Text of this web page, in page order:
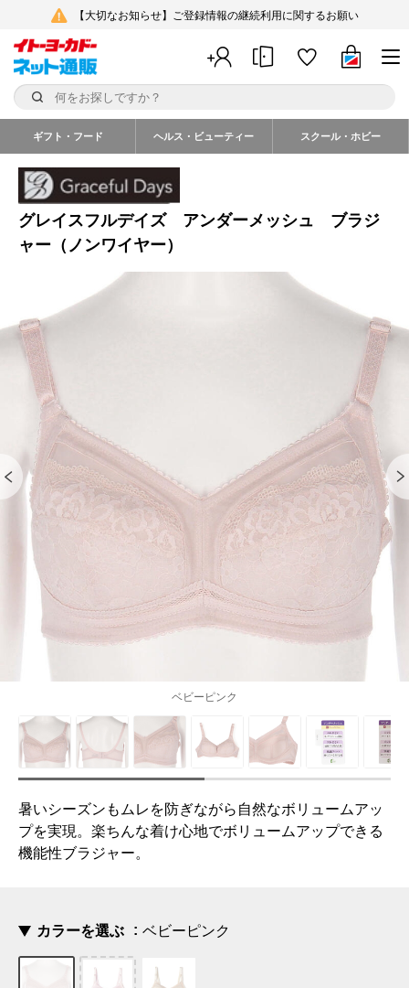
【大切なお知らせ】ご登録情報の継続利用に関するお願い
ギフト・フード ヘルス・ビューティー スクール・ホビー
グレイスフルデイズ アンダーメッシュ ブラジ
ャー（ノンワイヤー）
ベビーピンク
暑いシーズンもムレを防ぎながら自然なボリュームアッ
プを実現。楽ちんな着け心地でボリュームアップできる
機能性ブラジャー。
カラーを選ぶ ベビーピンク